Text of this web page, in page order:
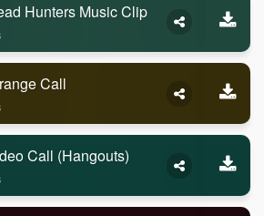
Hunters Music Clip
Call
Call (Hangouts)